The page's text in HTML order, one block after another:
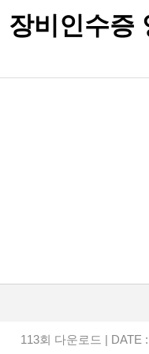
비인수증
113회 다운로드 | DATE